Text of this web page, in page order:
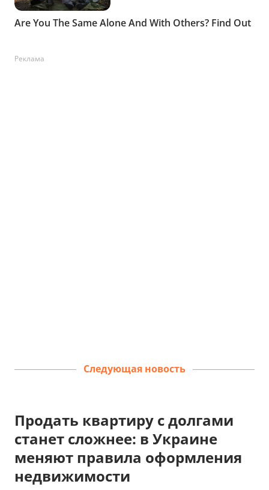
Реклама
Следующая новость
Продать квартиру с долгами
станет сложнее: в Украине
меняют правила оформления
недвижимости